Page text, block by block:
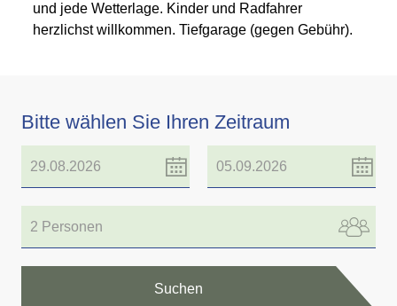
und jede Wetterlage. Kinder und Radfahrer
herzlichst willkommen. Tiefgarage (gegen Gebühr).
Bitte wählen Sie Ihren Zeitraum
2 Personen
Suchen